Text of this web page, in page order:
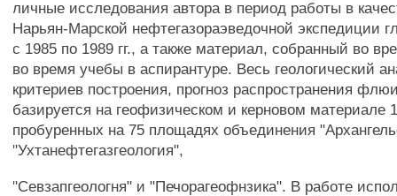
личные исследования автора в период работы в
Нарьян-Марской нефтегазораэведочной экспедиции
с 1985 по 1989 гг., а также материал, собранный во
во время учебы в аспирантуре. Весь геологический
критериев построения, прогноз распространения
базируется на геофизическом и керновом материале
пробуренных на 75 площадях объединения
"Ухтанефтегазгеология",
"Севзапгеологня" и "Печорагеофнзика". В работе